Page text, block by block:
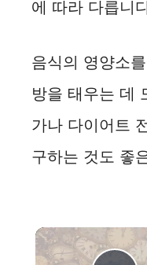
에 따라 다릅니
음식의 영양소
방을 태우는 데
가나 다이어트
구하는 것도 좋